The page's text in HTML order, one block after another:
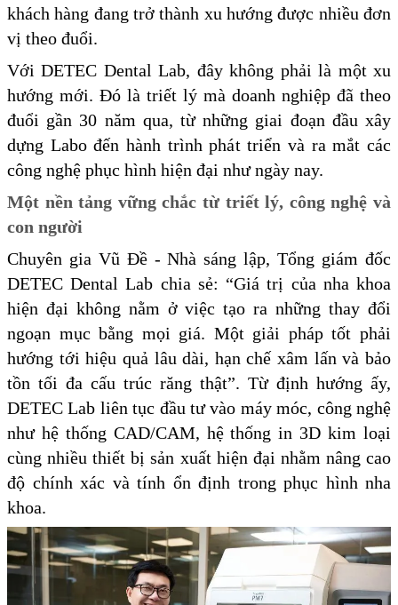
khách hàng đang trở thành xu hướng được nhiều đơn
vị theo đuổi.
Với DETEC Dental Lab, đây không phải là một xu
hướng mới. Đó là triết lý mà doanh nghiệp đã theo
đuổi gần 30 năm qua, từ những giai đoạn đầu xây
dựng Labo đến hành trình phát triển và ra mắt các
công nghệ phục hình hiện đại như ngày nay.
Một nền tảng vững chắc từ triết lý, công nghệ và
con người
Chuyên gia Vũ Đề - Nhà sáng lập, Tổng giám đốc
DETEC Dental Lab chia sẻ: “Giá trị của nha khoa
hiện đại không nằm ở việc tạo ra những thay đổi
ngoạn mục bằng mọi giá. Một giải pháp tốt phải
hướng tới hiệu quả lâu dài, hạn chế xâm lấn và bảo
tồn tối đa cấu trúc răng thật”. Từ định hướng ấy,
DETEC Lab liên tục đầu tư vào máy móc, công nghệ
như hệ thống CAD/CAM, hệ thống in 3D kim loại
cùng nhiều thiết bị sản xuất hiện đại nhằm nâng cao
độ chính xác và tính ổn định trong phục hình nha
khoa.